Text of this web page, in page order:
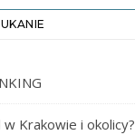
Krakowie i okolicy?